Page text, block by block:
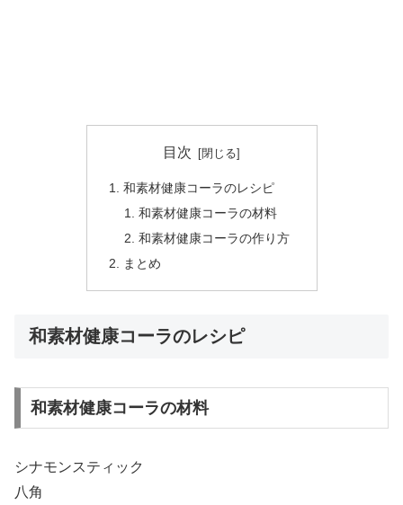
目次
和素材健康コーラのレシピ
和素材健康コーラの材料
和素材健康コーラの作り方
まとめ
和素材健康コーラのレシピ
和素材健康コーラの材料
シナモンスティック
八角